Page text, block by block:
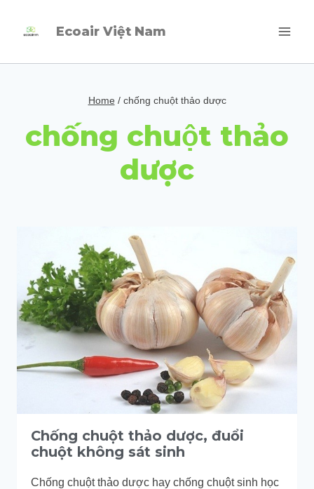
Ecoair Việt Nam
Home / chống chuột thảo dược
chống chuột thảo
dược
Chống chuột thảo dược, đuổi
chuột không sát sinh
Chống chuột thảo dược hay chống chuột sinh học